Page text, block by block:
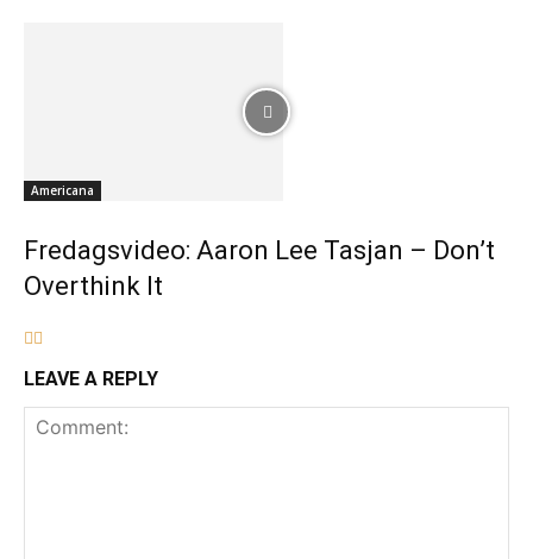
Americana
Fredagsvideo: Aaron Lee Tasjan – Don’t
Overthink It
LEAVE A REPLY